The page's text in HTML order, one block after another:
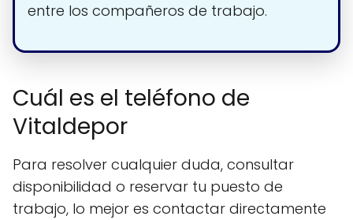
entre los compañeros de trabajo.
Cuál es el teléfono de
Vitaldepor
Para resolver cualquier duda, consultar
disponibilidad o reservar tu puesto de
trabajo, lo mejor es contactar directamente